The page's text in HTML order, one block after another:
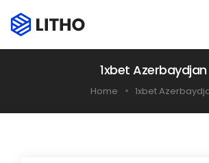
1xbet Azerbaydjan
Home 1xbet